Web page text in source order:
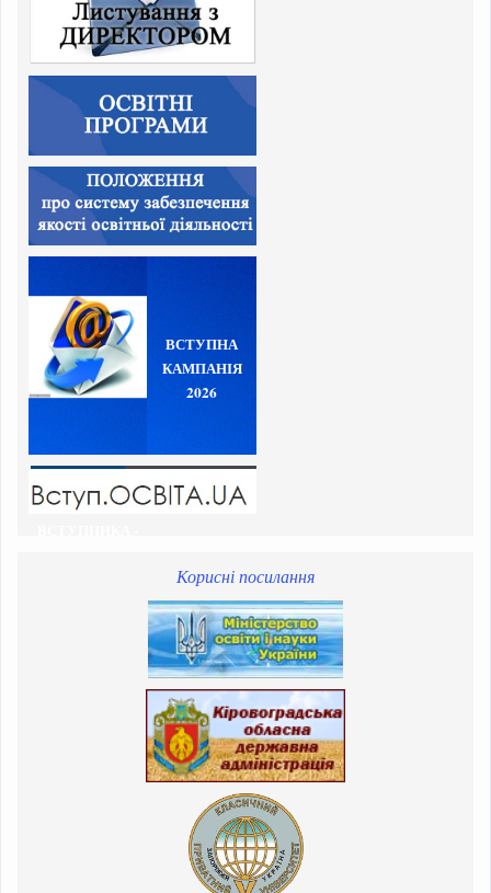
ВСТУПНА
КАМПАНІЯ
2026
Корисні посилання